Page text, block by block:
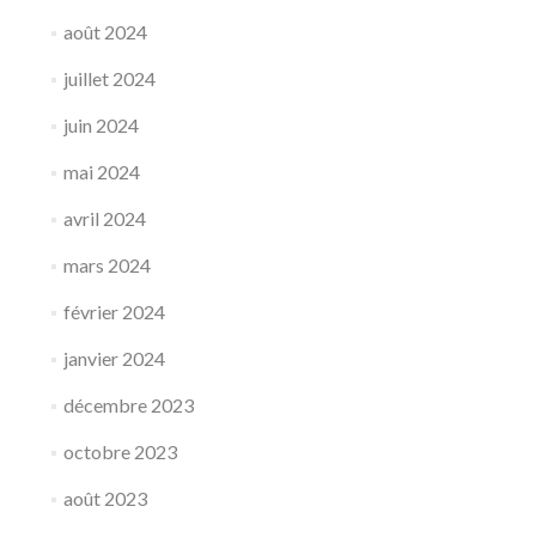
août 2024
juillet 2024
juin 2024
mai 2024
avril 2024
mars 2024
février 2024
janvier 2024
décembre 2023
octobre 2023
août 2023